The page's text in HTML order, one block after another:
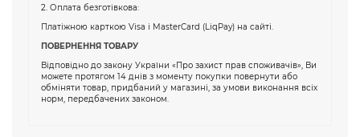
2. Оплата безготівкова:
Платіжною карткою Visa і MasterCard (LiqPay) на сайті.
ПОВЕРНЕННЯ ТОВАРУ
Відповідно до закону України «Про захист прав споживачів», Ви
можете протягом 14 днів з моменту покупки повернути або
обміняти товар, придбаний у магазині, за умови виконання всіх
норм, передбачених законом.